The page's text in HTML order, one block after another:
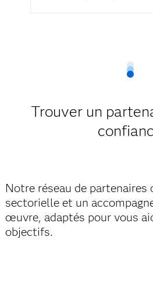
Trouver un
Notre réseau de
sectorielle et un
œuvre, adaptés pour vous
objectifs.